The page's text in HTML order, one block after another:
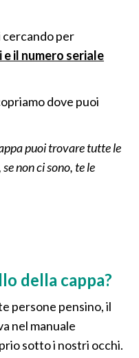
cercando per
il numero seriale
dove puoi
puoi trovare tutte le
non ci sono, te le
della cappa?
persone pensino, il
nel manuale
sotto i nostri occhi.